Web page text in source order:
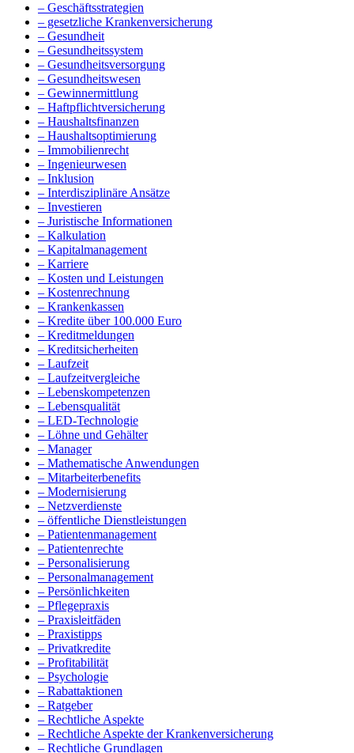
– Geschäftsstrategien
– gesetzliche Krankenversicherung
– Gesundheit
– Gesundheitssystem
– Gesundheitsversorgung
– Gesundheitswesen
– Gewinnermittlung
– Haftpflichtversicherung
– Haushaltsfinanzen
– Haushaltsoptimierung
– Immobilienrecht
– Ingenieurwesen
– Inklusion
– Interdisziplinäre Ansätze
– Investieren
– Juristische Informationen
– Kalkulation
– Kapitalmanagement
– Karriere
– Kosten und Leistungen
– Kostenrechnung
– Krankenkassen
– Kredite über 100.000 Euro
– Kreditmeldungen
– Kreditsicherheiten
– Laufzeit
– Laufzeitvergleiche
– Lebenskompetenzen
– Lebensqualität
– LED-Technologie
– Löhne und Gehälter
– Manager
– Mathematische Anwendungen
– Mitarbeiterbenefits
– Modernisierung
– Netzverdienste
– öffentliche Dienstleistungen
– Patientenmanagement
– Patientenrechte
– Personalisierung
– Personalmanagement
– Persönlichkeiten
– Pflegepraxis
– Praxisleitfäden
– Praxistipps
– Privatkredite
– Profitabilität
– Psychologie
– Rabattaktionen
– Ratgeber
– Rechtliche Aspekte
– Rechtliche Aspekte der Krankenversicherung
– Rechtliche Grundlagen